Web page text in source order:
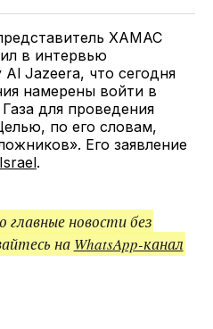
ХАМАС
в интервью
Al Jazeera, что сегодня
намерены войти в
для проведения
по его словам,
Его заявление
.
новости без
на WhatsApp-канал